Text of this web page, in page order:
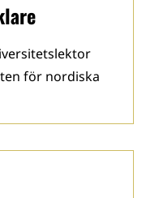
för nordiska